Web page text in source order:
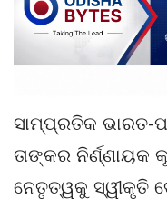
ସାମ୍ପ୍ରତିକ ଭାରତ-
ତାଙ୍କର ନିର୍ଣ୍ଣାୟକ
ନେତୃତ୍ୱକୁ ସ୍ୱୀକୃତି